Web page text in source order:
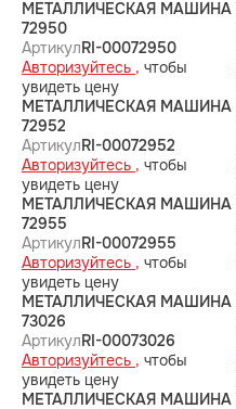
МЕТАЛЛИЧЕСКАЯ МАШИНА
72950
АртикулRI-00072950
Авторизуйтесь , чтобы
увидеть цену
МЕТАЛЛИЧЕСКАЯ МАШИНА
72952
АртикулRI-00072952
Авторизуйтесь , чтобы
увидеть цену
МЕТАЛЛИЧЕСКАЯ МАШИНА
72955
АртикулRI-00072955
Авторизуйтесь , чтобы
увидеть цену
МЕТАЛЛИЧЕСКАЯ МАШИНА
73026
АртикулRI-00073026
Авторизуйтесь , чтобы
увидеть цену
МЕТАЛЛИЧЕСКАЯ МАШИНА